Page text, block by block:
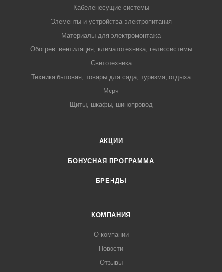
Кабеленесущие системы
Элементы и устройства электропитания
Материалы для электромонтажа
Обогрев, вентиляция, климатотехника, гелиосистемы
Светотехника
Техника бытовая, товары для сада, туризма, отдыха
Мерч
Щиты, шкафы, шинопровод
АКЦИИ
БОНУСНАЯ ПРОГРАММА
БРЕНДЫ
КОМПАНИЯ
О компании
Новости
Отзывы